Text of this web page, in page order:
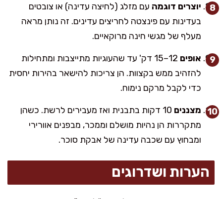
יוצרים דוגמה עם מזלג (לחיצה עדינה) או צובטים
בעדינות עם פינצטה לחריצים עדינים. זה נותן מראה
מעלף של מגשי חינה מרוקאיים.
אופים
12–15 דק' עד שהעוגיות מתייצבות ומתחילות
להזהיב ממש בקצוות. הן צריכות להישאר בהירות יחסית
כדי לקבל מרקם נימוח.
מצננים
10 דקות בתבנית ואז מעבירים לרשת. כשהן
מתקררות הן נהיות מושלם וממכר, מבפנים אוורירי
ומבחוץ עם שכבה עדינה של אבקת סוכר.
הערות ושדרוגים